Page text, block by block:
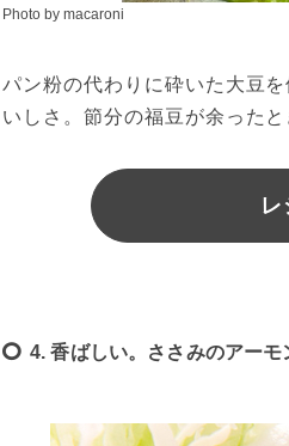
Photo by macaroni
パン粉の代わりに砕いた大豆
いしさ。節分の福豆が余った
4. 香ばしい。ささみのアーモ